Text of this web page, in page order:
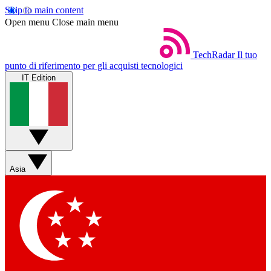
Skip to main content
Open menu Close main menu
TechRadar Il tuo
punto di riferimento per gli acquisti tecnologici
IT Edition
Asia